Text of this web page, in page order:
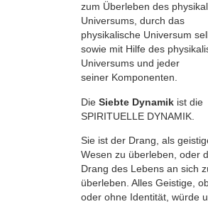
zum Überleben des
Universums, durch das
physikalische Universum
sowie mit Hilfe des
Universums und jeder
seiner Komponenten.
Die Siebte Dynamik ist die
SPIRITUELLE DYNAMIK.
Sie ist der Drang, als
Wesen zu überleben, oder
Drang des Lebens an sich
überleben. Alles Geistige,
oder ohne Identität, würde